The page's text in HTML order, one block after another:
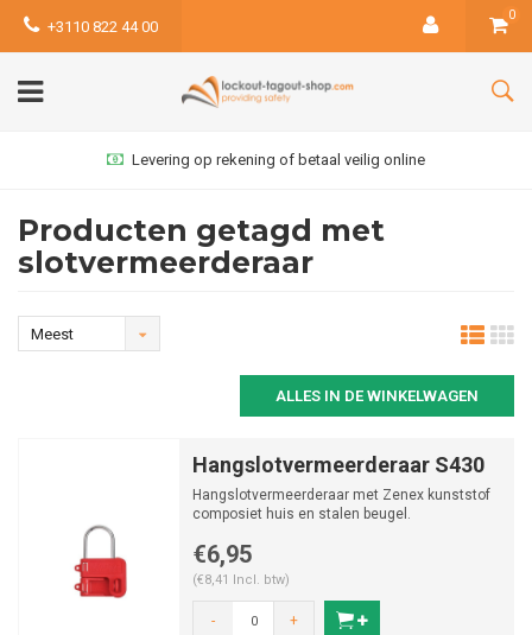
+3110 822 44 00
0
Levering op rekening of betaal veilig online
Producten getagd met
slotvermeerderaar
Meest
ALLES IN DE WINKELWAGEN
Hangslotvermeerderaar S430
Hangslotvermeerderaar met Zenex kunststof
composiet huis en stalen beugel.
€6,95
(€8,41 Incl. btw)
- +